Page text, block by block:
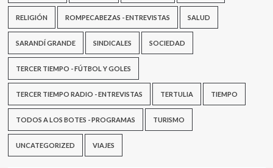
RELIGIÓN ROMPECABEZAS - ENTREVISTAS SALUD
SARANDÍ GRANDE SINDICALES SOCIEDAD
TERCER TIEMPO - FÚTBOL Y GOLES
TERCER TIEMPO RADIO - ENTREVISTAS TERTULIA TIEMPO
TODOS A LOS BOTES - PROGRAMAS TURISMO
UNCATEGORIZED VIAJES